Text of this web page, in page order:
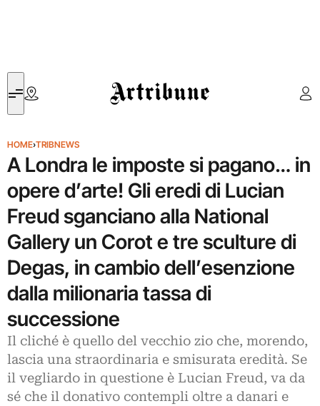
Artribune
HOME›TRIBNEWS
A Londra le imposte si pagano… in
opere d’arte! Gli eredi di Lucian
Freud sganciano alla National
Gallery un Corot e tre sculture di
Degas, in cambio dell’esenzione
dalla milionaria tassa di
successione
Il cliché è quello del vecchio zio che, morendo,
lascia una straordinaria e smisurata eredità. Se
il vegliardo in questione è Lucian Freud, va da
sé che il donativo contempli oltre a danari e